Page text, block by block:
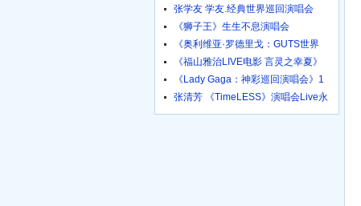
张学友 学友.经典世界巡回演唱会
《狮子王》生生不息演唱会
《奥利维亚·罗德里戈：GUTS世界
《福山雅治LIVE电影 言灵之幸夏》
《Lady Gaga：神彩巡回演唱会》1
张清芳 《TimeLESS》演唱会Live永